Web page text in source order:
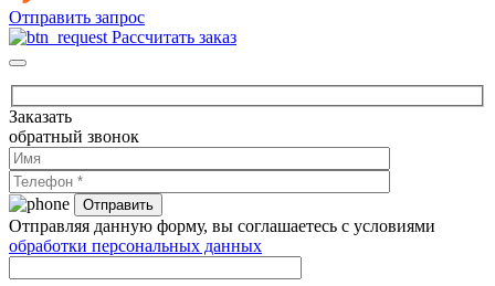
Отправить запрос
Рассчитать заказ
Заказать
обратный звонок
Отправляя данную форму, вы соглашаетесь с условиями
обработки персональных данных